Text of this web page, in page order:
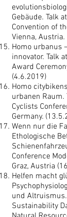
Gebäude. Talk
Convention of
Vienna,
Homo urbanus
innovator. Talk
Award
(4.6.2019)
Homo
urbanen Raum.
Cyclists
Germany.
Wenn nur die
Ethologische
Conference
Graz, Austria
Helfen macht
und
Sustainability